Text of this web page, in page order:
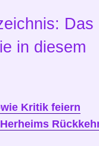
Das
in diesem
Kritik feiern